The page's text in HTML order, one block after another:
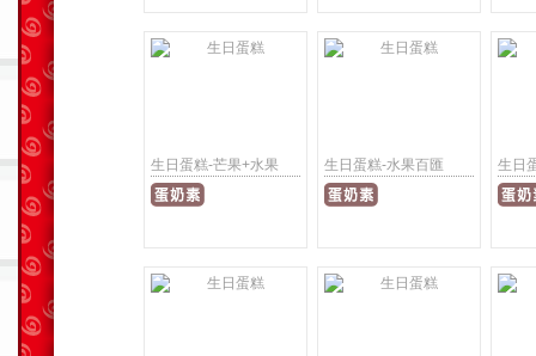
生日蛋糕-芒果+水果 生日蛋糕-水果百匯 生日